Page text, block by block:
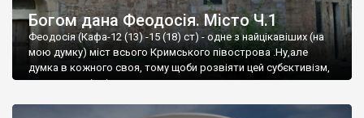
Богом дана Феодосія. Місто Ч.1
Феодосія (Кафа-12 (13) -15 (18) ст) - одне з найцікавіших (на
мою думку) міст всього Кримського півострова .Ну,але
думка в кожного своя, тому щоби розвіяти цей субєктивізм,
запрошую відвідати це